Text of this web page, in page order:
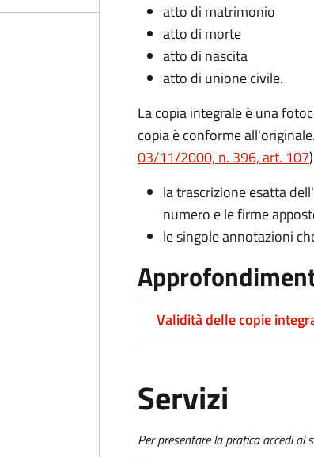
atto di matrimonio
atto di morte
atto di nascita
atto di unione civile.
La copia integrale è una
copia è conforme
03/11/2000, n. 396, art. 107
la trascrizione esatta
numero e le firme
le singole annotazioni
Validità delle copie
Servizi
Per presentare la pratica accedi al